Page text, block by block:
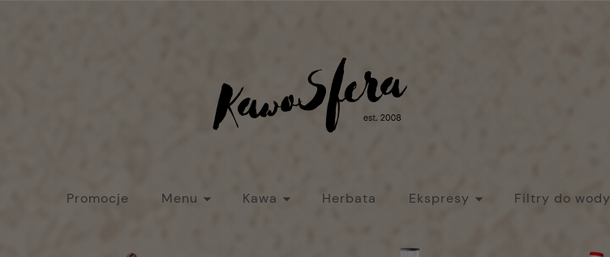
Promocje Menu Kawa Herbata Ekspresy Filtry do wody